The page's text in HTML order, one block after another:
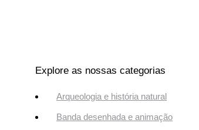
Explore as nossas categorias
Arqueologia e história natural
Banda desenhada e animação